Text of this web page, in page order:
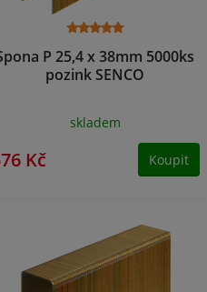
P 25,4 x 38mm 5000ks
pozink SENCO
skladem
Kč Koupit